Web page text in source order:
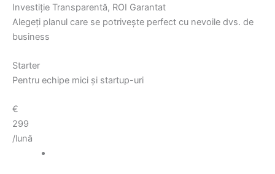
Investiție Transparentă, ROI Garantat
Alegeți planul care se potrivește perfect cu nevoile dvs. de
business
Starter
Pentru echipe mici și startup-uri
€
299
/lună